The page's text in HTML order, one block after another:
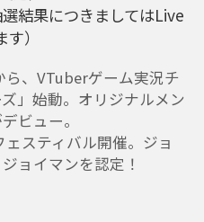
結果につきましてはLive
）
、VTuberゲーム実況チ
」始動。オリジナルメン
ビュー。
スティバル開催。ジョ
ョイマンを認定！